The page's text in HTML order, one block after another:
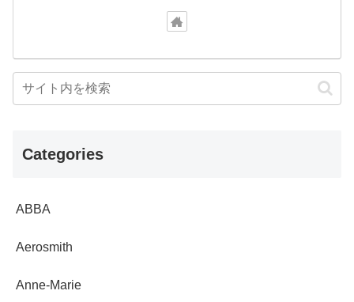
Categories
ABBA
Aerosmith
Anne-Marie